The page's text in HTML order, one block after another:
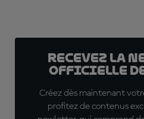
Recevez la
officielle de
Créez dès maintenant
profitez de contenus